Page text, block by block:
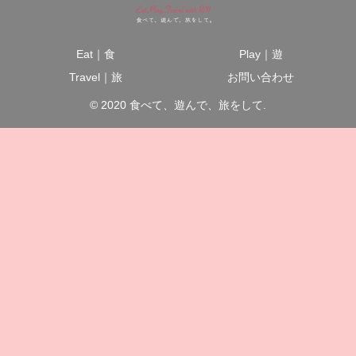
Eat｜食
Play｜遊
Travel｜旅
お問い合わせ
© 2020 食べて、遊んで、旅をして.